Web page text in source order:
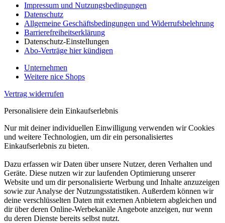
Impressum und Nutzungsbedingungen
Datenschutz
Allgemeine Geschäftsbedingungen und Widerrufsbelehrung
Barrierefreiheitserklärung
Datenschutz-Einstellungen
Abo-Verträge hier kündigen
Unternehmen
Weitere nice Shops
Vertrag widerrufen
Personalisiere dein Einkaufserlebnis
Nur mit deiner individuellen Einwilligung verwenden wir Cookies
und weitere Technologien, um dir ein personalisiertes
Einkaufserlebnis zu bieten.
Dazu erfassen wir Daten über unsere Nutzer, deren Verhalten und
Geräte. Diese nutzen wir zur laufenden Optimierung unserer
Website und um dir personalisierte Werbung und Inhalte anzuzeigen
sowie zur Analyse der Nutzungsstatistiken. Außerdem können wir
deine verschlüsselten Daten mit externen Anbietern abgleichen und
dir über deren Online-Werbekanäle Angebote anzeigen, nur wenn
du deren Dienste bereits selbst nutzt.